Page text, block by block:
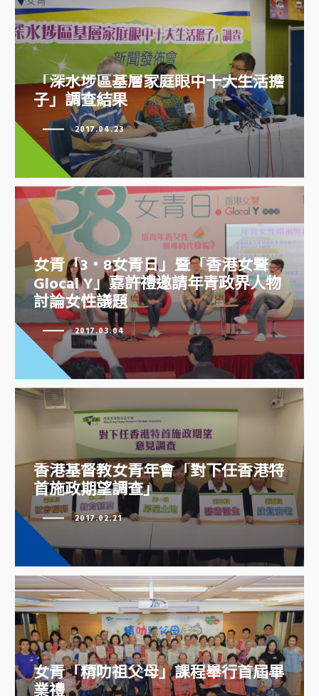
「深水埗區基層家庭眼中十大生活
擔子」調查結果
「深水埗區基層家庭眼中十大生活擔
子」調查結果
2017.04.23
女青「3‧8女青日」暨「香港女聲
Glocal Y」嘉許禮邀請年青政界人
物討論女性議題
女青「3‧8女青日」暨「香港女聲
Glocal Y」嘉許禮邀請年青政界人物
討論女性議題
2017.03.04
香港基督教女青年會「對下任香港
特首施政期望調查」
香港基督教女青年會「對下任香港特
首施政期望調查」
2017.02.21
女青「精叻祖父母」課程舉行首屆
畢業禮
女青「精叻祖父母」課程舉行首屆畢